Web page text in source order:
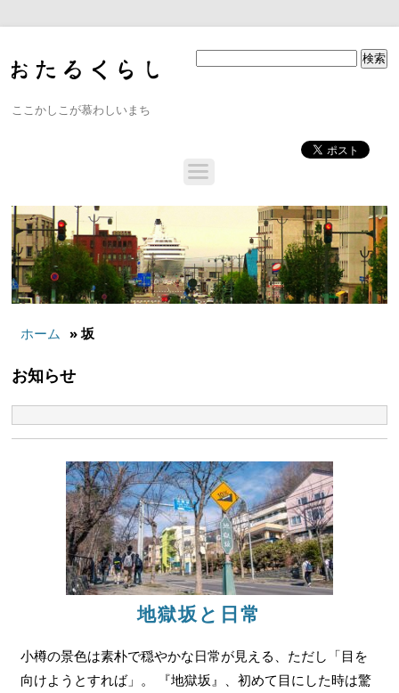
ここかしこが慕わしいまち
ホーム » 坂
お知らせ
地獄坂と日常
小樽の景色は素朴で穏やかな日常が見える、ただし「目を
向けようとすれば」。 『地獄坂』、初めて目にした時は驚